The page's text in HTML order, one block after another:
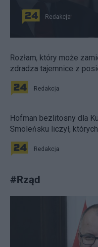
Redakcja
Rozłam, który może
zdradza tajemnice z
Redakcja
Hofman bezlitosny dla
Smoleńsku liczył,
Redakcja
#Rząd